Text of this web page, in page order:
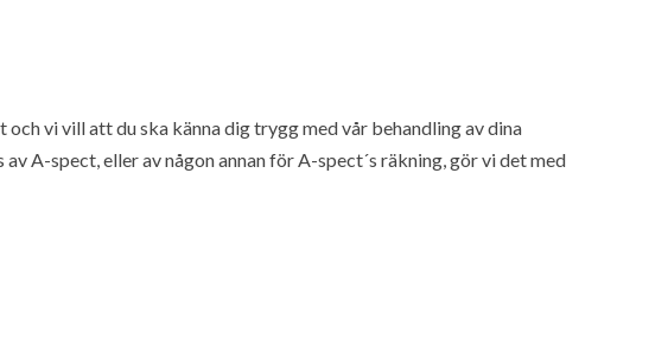
vi vill att du ska känna dig trygg med vår behandling av dina
A-spect, eller av någon annan för A-spect´s räkning, gör vi det med